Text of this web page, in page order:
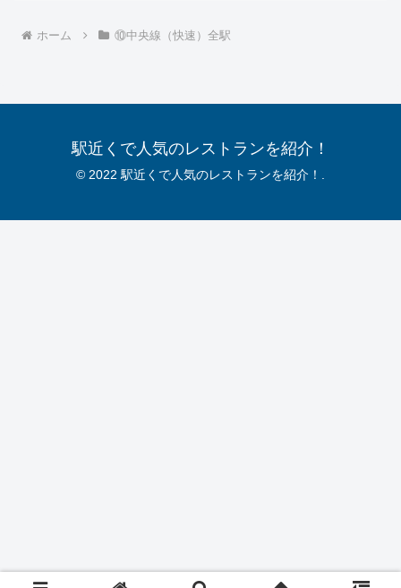
ホーム ⑩中央線（快速）全駅
駅近くで人気のレストランを紹介！
© 2022 駅近くで人気のレストランを紹介！.